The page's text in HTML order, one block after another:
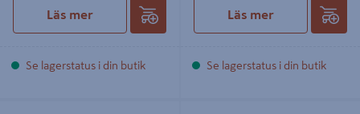
Läs mer
Se lagerstatus i din butik
Läs mer
Se lagerstatus i din butik